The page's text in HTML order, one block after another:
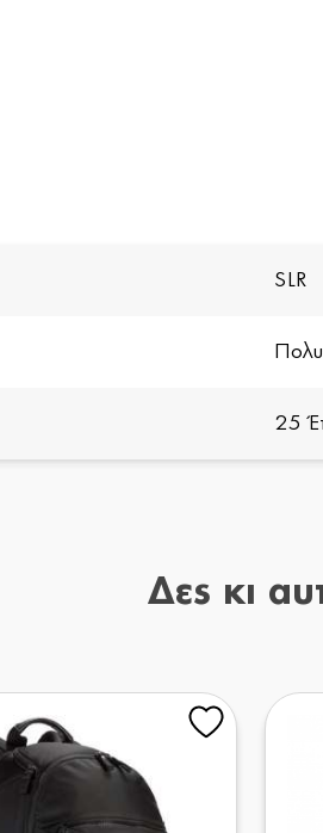
SLR
25
Δες κι